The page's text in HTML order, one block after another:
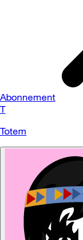
Abonnement
T
Totem